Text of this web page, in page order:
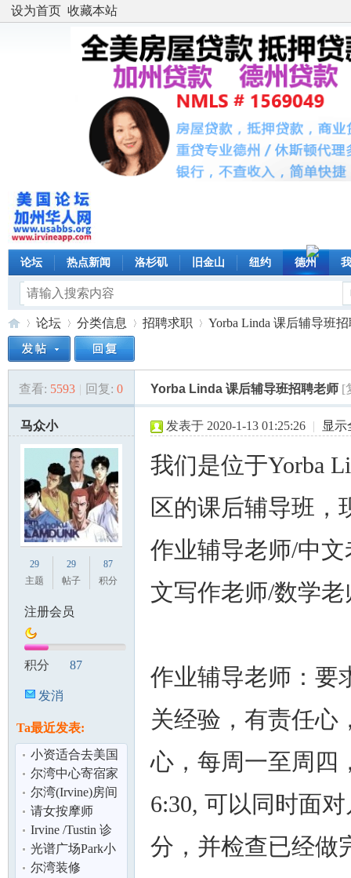
设为首页 收藏本站
论坛 热点新闻 洛杉矶 旧金山 纽约 德州
美»
论坛
›
分类信息 招聘求职
›
Yorba Linda 课后辅导班
查看: 5593 | 回复: 0 Yorba Linda 课后辅导班招聘老师 [
马众小
29
主题
29
帖子
87
积分
注册会员
积分 87
发消
Ta最近发表:
小资适合去美国
生子吗？
尔湾中心寄宿家
庭
尔湾(Irvine)房间
出租; 近IVC和
Irvine Hig
请女按摩师
Irvine /Tustin 诊
所转租或分租
光谱广场Park小
区2B2B诚招长租
尔湾装修
发表于 2020-1-13 01:25:26 | 显示
我们是位于Yorba
区的课后辅导班，
作业辅导老师/中文
文写作老师/数学老
作业辅导老师：要
关经验，有责任心
心，每周一至周四
6:30, 可以同时面
分，并检查已经做